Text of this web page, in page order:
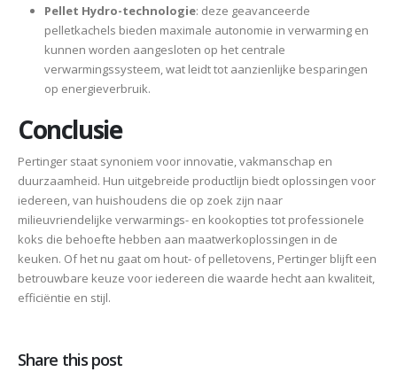
Pellet Hydro-technologie: deze geavanceerde
pelletkachels bieden maximale autonomie in verwarming en
kunnen worden aangesloten op het centrale
verwarmingssysteem, wat leidt tot aanzienlijke besparingen
op energieverbruik​​.
Conclusie
Pertinger staat synoniem voor innovatie, vakmanschap en
duurzaamheid. Hun uitgebreide productlijn biedt oplossingen voor
iedereen, van huishoudens die op zoek zijn naar
milieuvriendelijke verwarmings- en kookopties tot professionele
koks die behoefte hebben aan maatwerkoplossingen in de
keuken. Of het nu gaat om hout- of pelletovens, Pertinger blijft een
betrouwbare keuze voor iedereen die waarde hecht aan kwaliteit,
efficiëntie en stijl.
Share this post